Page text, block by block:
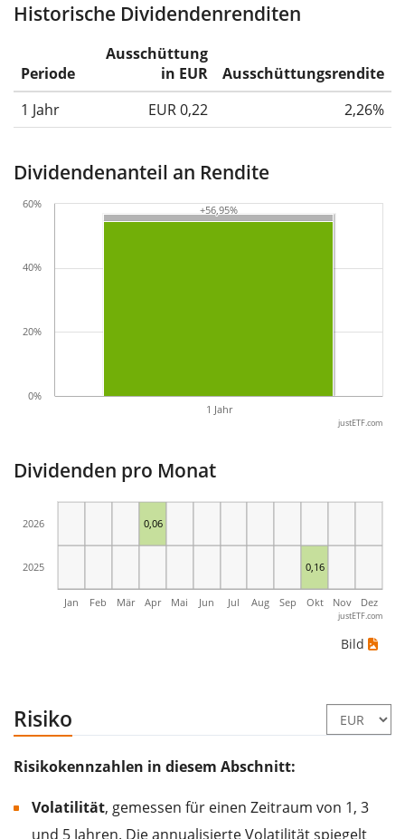
Historische Dividendenrenditen
Periode
Ausschüttung
in EUR
Ausschüttungsrendite
1 Jahr
EUR 0,22 2,26%
Dividendenanteil an Rendite
+56,95%
+56,95%
1 Jahr
0%
20%
40%
60%
justETF.com
Dividenden pro Monat
0,16
0,06
Jan Feb Mär Apr Mai Jun Jul Aug Sep Okt Nov Dez
2025
2026
justETF.com
Bild
Risiko
Risikokennzahlen in diesem Abschnitt:
Volatilität, gemessen für einen Zeitraum von 1, 3
und 5 Jahren. Die annualisierte Volatilität spiegelt